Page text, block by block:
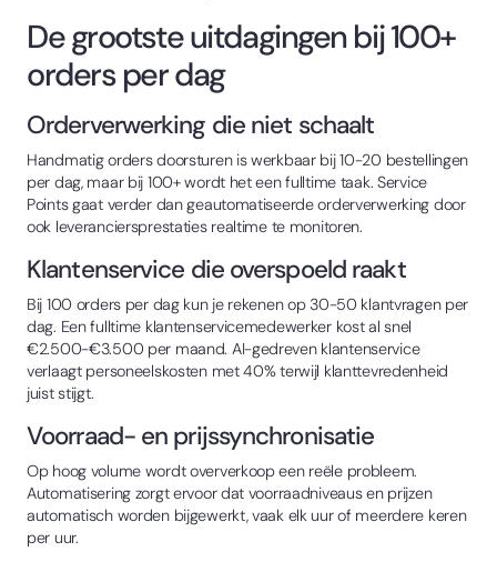
De grootste uitdagingen bij 100+
orders per dag
Orderverwerking die niet schaalt
Handmatig orders doorsturen is werkbaar bij 10-20 bestellingen
per dag, maar bij 100+ wordt het een fulltime taak. Service
Points gaat verder dan geautomatiseerde orderverwerking door
ook leveranciersprestaties realtime te monitoren.
Klantenservice die overspoeld raakt
Bij 100 orders per dag kun je rekenen op 30-50 klantvragen per
dag. Een fulltime klantenservicemedewerker kost al snel
€2.500-€3.500 per maand. AI-gedreven klantenservice
verlaagt personeelskosten met 40% terwijl klanttevredenheid
juist stijgt.
Voorraad- en prijssynchronisatie
Op hoog volume wordt oververkoop een reële probleem.
Automatisering zorgt ervoor dat voorraadniveaus en prijzen
automatisch worden bijgewerkt, vaak elk uur of meerdere keren
per uur.